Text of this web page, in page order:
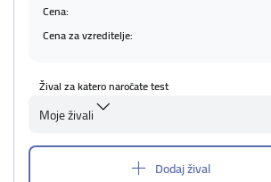
Cena:
Cena za vzreditelje:
Žival za katero naročate test
Moje živali
Dodaj žival